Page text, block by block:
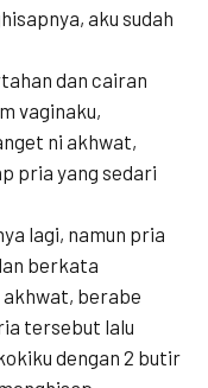
aku sudah
dan cairan
vaginaku,
ni akhwat,
pria yang sedari
lagi, namun pria
berkata
akhwat, berabe
tersebut lalu
dengan 2 butir